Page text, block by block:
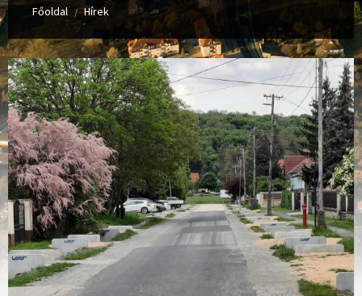
Főoldal / Hírek